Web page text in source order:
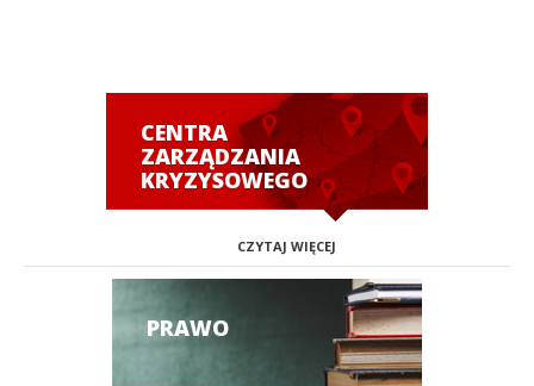
CENTRA
ZARZĄDZANIA
KRYZYSOWEGO
CZYTAJ WIĘCEJ
PRAWO